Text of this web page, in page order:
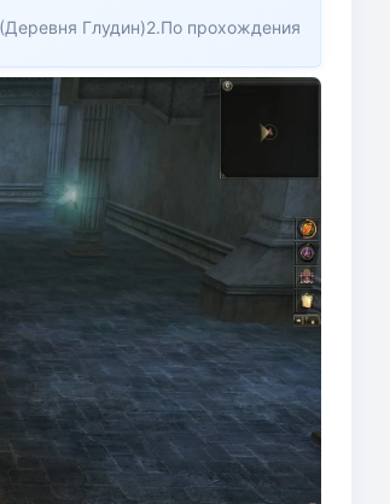
Глудин)2.По прохождения